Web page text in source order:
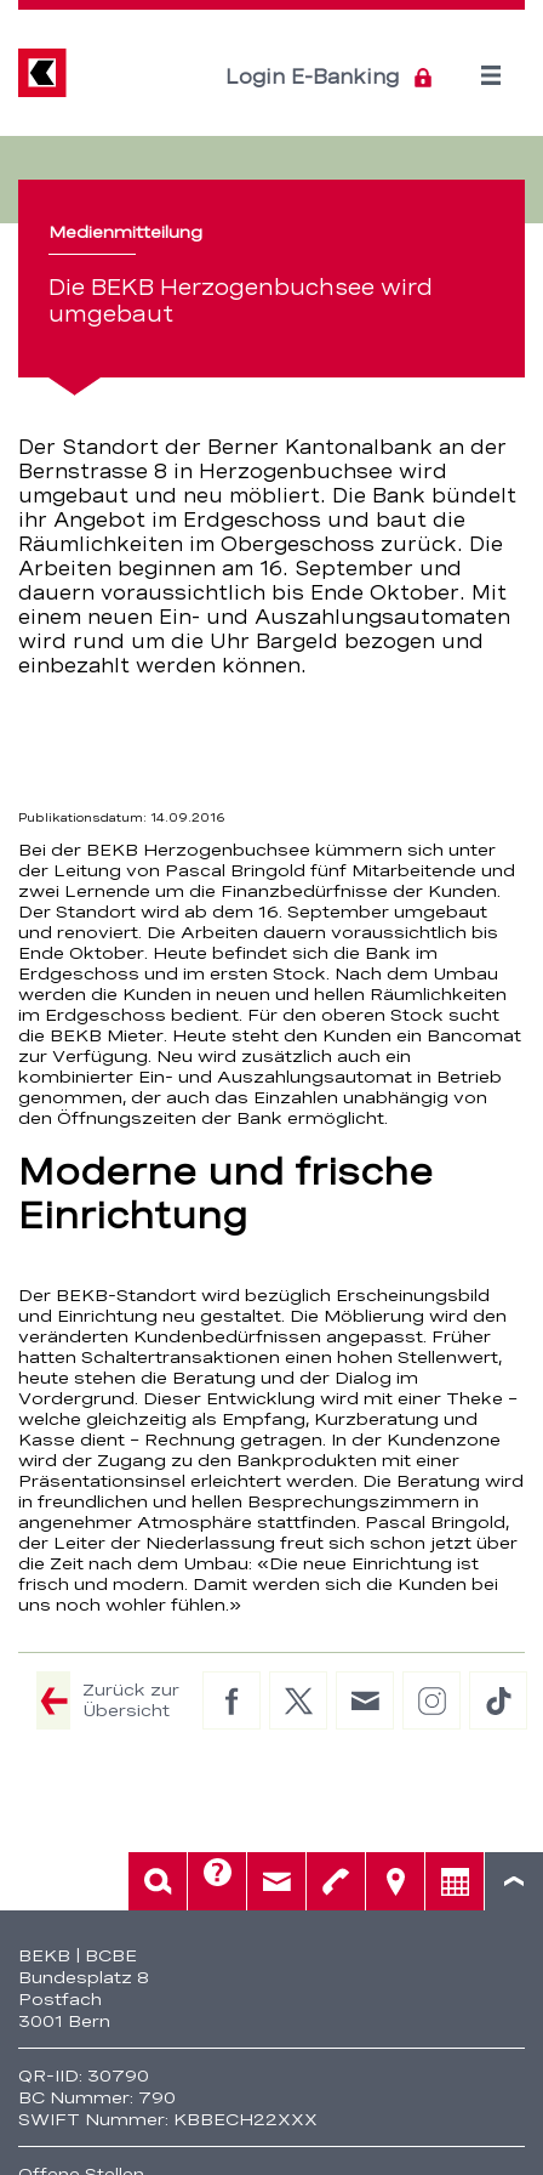
BEKB
Herzogenbuchsee
wird
umgebaut
–
BEKB
Direkt
Inhalt
Login E-Banking
Open
Medienmitteilung
Die BEKB Herzogenbuchsee wird
umgebaut
Der Standort der Berner Kantonalbank an der
Bernstrasse 8 in Herzogenbuchsee wird
umgebaut und neu möbliert. Die Bank bündelt
ihr Angebot im Erdgeschoss und baut die
Räumlichkeiten im Obergeschoss zurück. Die
Arbeiten beginnen am 16. September und
dauern voraussichtlich bis Ende Oktober. Mit
einem neuen Ein- und Auszahlungsautomaten
wird rund um die Uhr Bargeld bezogen und
einbezahlt werden können.
Publikationsdatum: 14.09.2016
Bei der BEKB Herzogenbuchsee kümmern sich unter
der Leitung von Pascal Bringold fünf Mitarbeitende und
zwei Lernende um die Finanzbedürfnisse der Kunden.
Der Standort wird ab dem 16. September umgebaut
und renoviert. Die Arbeiten dauern voraussichtlich bis
Ende Oktober. Heute befindet sich die Bank im
Erdgeschoss und im ersten Stock. Nach dem Umbau
werden die Kunden in neuen und hellen Räumlichkeiten
im Erdgeschoss bedient. Für den oberen Stock sucht
die BEKB Mieter. Heute steht den Kunden ein Bancomat
zur Verfügung. Neu wird zusätzlich auch ein
kombinierter Ein- und Auszahlungsautomat in Betrieb
genommen, der auch das Einzahlen unabhängig von
den Öffnungszeiten der Bank ermöglicht.
Moderne und frische
Einrichtung
Der BEKB-Standort wird bezüglich Erscheinungsbild
und Einrichtung neu gestaltet. Die Möblierung wird den
veränderten Kundenbedürfnissen angepasst. Früher
hatten Schaltertransaktionen einen hohen Stellenwert,
heute stehen die Beratung und der Dialog im
Vordergrund. Dieser Entwicklung wird mit einer Theke –
welche gleichzeitig als Empfang, Kurzberatung und
Kasse dient – Rechnung getragen. In der Kundenzone
wird der Zugang zu den Bankprodukten mit einer
Präsentationsinsel erleichtert werden. Die Beratung wird
in freundlichen und hellen Besprechungszimmern in
angenehmer Atmosphäre stattfinden. Pascal Bringold,
der Leiter der Niederlassung freut sich schon jetzt über
die Zeit nach dem Umbau: «Die neue Einrichtung ist
frisch und modern. Damit werden sich die Kunden bei
uns noch wohler fühlen.»
Zurück zur
Übersicht
FacebookTwitter
E-
Instagram
Fusszeile
BEKB | BCBE
Bundesplatz 8
Postfach
3001 Bern
QR-IID: 30790
BC Nummer: 790
SWIFT Nummer: KBBECH22XXX